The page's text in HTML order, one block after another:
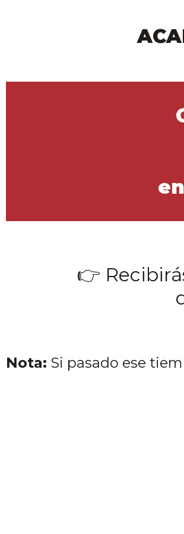
👉
Nota: Si pasado ese